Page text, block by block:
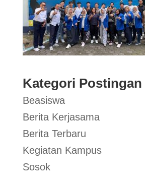
Kategori Postingan
Beasiswa
Berita Kerjasama
Berita Terbaru
Kegiatan Kampus
Sosok